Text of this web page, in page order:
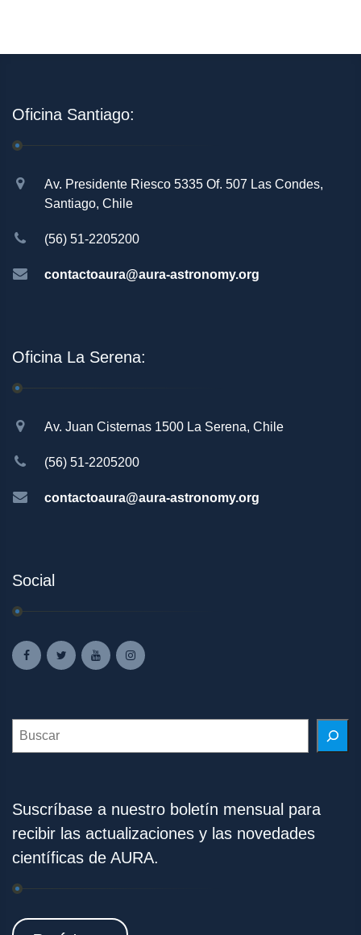
Oficina Santiago:
Av. Presidente Riesco 5335 Of. 507 Las Condes,
Santiago, Chile
(56) 51-2205200
contactoaura@aura-astronomy.org
Oficina La Serena:
Av. Juan Cisternas 1500 La Serena, Chile
(56) 51-2205200
contactoaura@aura-astronomy.org
Social
Search
Suscríbase a nuestro boletín mensual para
recibir las actualizaciones y las novedades
científicas de AURA.